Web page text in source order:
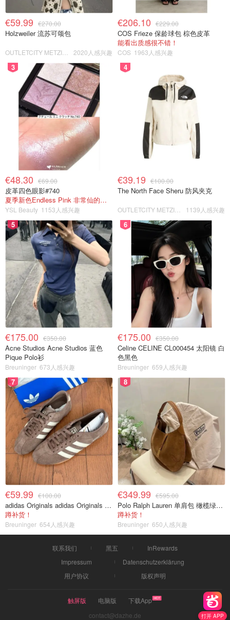
打开 APP
€59.99 €270.00
Holzweiler 流苏可颂包
2020人感兴趣
€206.10 €229.00
COS Frieze 保龄球包 棕色皮革
能看出质感很不错！
COS 1963人感兴趣
3
€48.30 €69.00
皮革四色眼影#740
夏季新色Endless Pink 非常仙的亮片盘！
YSL Beauty 1153人感兴趣
4
€39.19 €100.00
The North Face Sheru 防风夹克
1139人感兴趣
5
€175.00 €350.00
Acne Studios Acne Studios 蓝色
Pique Polo衫
Breuninger 673人感兴趣
6
€175.00 €350.00
Celine CELINE CL000454 太阳镜 白
色黑色
Breuninger 659人感兴趣
7
€59.99 €100.00
adidas Originals adidas Originals TOKYO 复古休闲鞋 深棕色
蹲补货！
Breuninger 654人感兴趣
8
€349.99 €595.00
Polo Ralph Lauren 单肩包 橄榄绿金色
蹲补货！
Breuninger 650人感兴趣
联系我们 黑五
InRewards
Impressum
Datenschutzerklärung
用户协议
版权声明
触屏版 电脑版
下载App
contact@dazhe.de